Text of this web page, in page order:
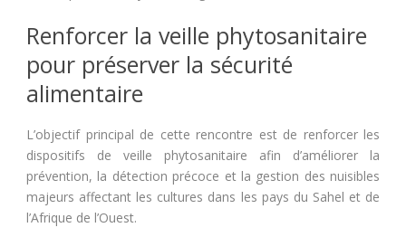
Renforcer la veille phytosanitaire
pour préserver la sécurité
alimentaire
L’objectif principal de cette rencontre est de renforcer les
dispositifs de veille phytosanitaire afin d’améliorer la
prévention, la détection précoce et la gestion des nuisibles
majeurs affectant les cultures dans les pays du Sahel et de
l’Afrique de l’Ouest.